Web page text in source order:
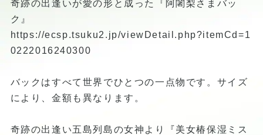
奇跡の出逢いが愛の形と成った『阿闍梨さまバッ
ク』
https://ecsp.tsuku2.jp/viewDetail.php?itemCd=1
0222016240300
バックはすべて世界でひとつの一点物です。サイズ
により、金額も異なります。
奇跡の出逢い五島列島の女神より『美女椿保湿ミス